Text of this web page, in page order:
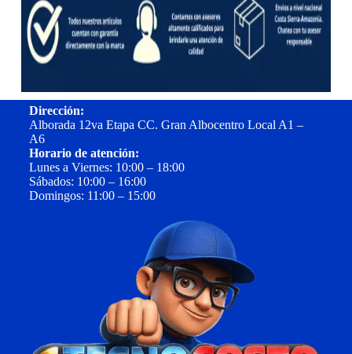
Dirección:
Alborada 12va Etapa CC. Gran Albocentro Local A1 –
A6
Horario de atención:
Lunes a Viernes: 10:00 – 18:00
Sábados: 10:00 – 16:00
Domingos: 11:00 – 15:00